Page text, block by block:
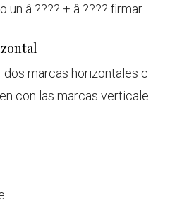
un â ???? + â ???? firmar.
dos marcas horizontales c
con las marcas verticale